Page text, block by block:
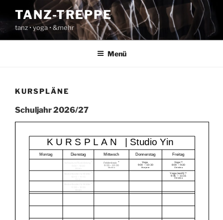
Inhalt
springen
TANZ-TREPPE
tanz • yoga • &mehr
Menü
KURSPLÄNE
Schuljahr 2026/27